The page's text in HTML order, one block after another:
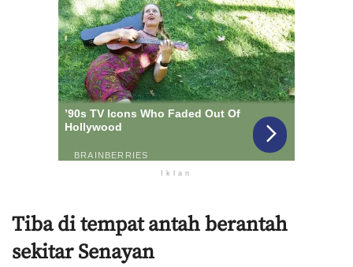
Iklan
Tiba di tempat antah berantah
sekitar Senayan